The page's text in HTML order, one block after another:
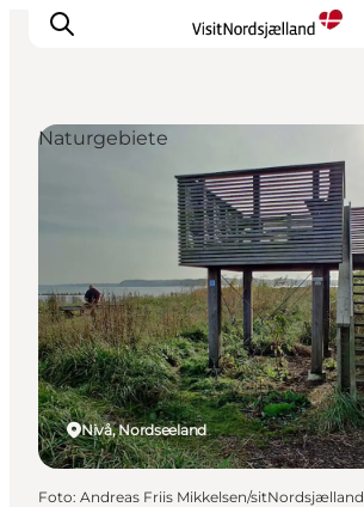
Geschmack
Unterkünfte
Städte
Reiseplanung
Nivå, Nordseeland
Naturgebiete
Foto: Andreas Friis Mikkelsen/sitNordsjælland